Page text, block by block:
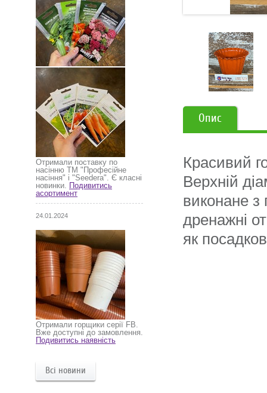
Отримали поставку по
насінню ТМ "Професійне
насіння" і "Seedera". Є класні
новинки. Подивитись
асортимент
24.01.2024
Отримали горщики серії FB.
Вже доступні до замовлення.
Подивитись наявність
Всі новини
Опис
Красивий
Верхній
виконане з
дренажні
як